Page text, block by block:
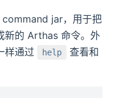
jar，用于把
新的 Arthas 命令。外
样通过
help
查看和